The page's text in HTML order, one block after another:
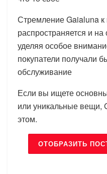
Стремление Gaialuna к
распространяется и
уделяя особое
покупатели получали
обслуживание
Если вы ищете
или уникальные вещи,
этом.
ОТОБРАЗИТЬ